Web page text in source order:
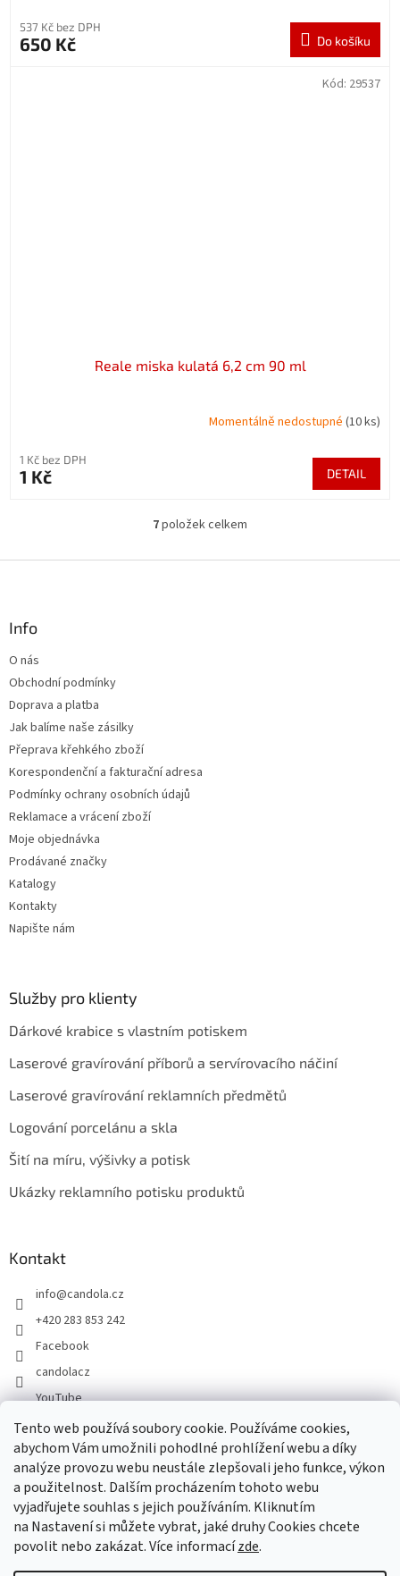
Tento web používá soubory cookie. Používáme cookies,
abychom Vám umožnili pohodlné prohlížení webu a díky
analýze provozu webu neustále zlepšovali jeho funkce, výkon
a použitelnost. Dalším procházením tohoto webu
vyjadřujete souhlas s jejich používáním. Kliknutím
na Nastavení si můžete vybrat, jaké druhy Cookies chcete
povolit nebo zakázat. Více informacízde.
537 Kč bez DPH
650 Kč Do košíku
Reale miska kulatá 6,2 cm 90 ml
Momentálně nedostupné (10 ks)
1 Kč bez DPH
1 Kč DETAIL
Kód: 29537
O
l
ý
7položek celkem
Info
O nás
Obchodní podmínky
Doprava a platba
Jak balíme naše zásilky
Přeprava křehkého zboží
Korespondenční a fakturační adresa
Podmínky ochrany osobních údajů
Reklamace a vrácení zboží
Moje objednávka
Prodávané značky
Katalogy
Kontakty
Napište nám
Služby pro klienty
Dárkové krabice s vlastním potiskem
Laserové gravírování příborů a servírovacího náčiní
Laserové gravírování reklamních předmětů
Logování porcelánu a skla
Šití na míru, výšivky a potisk
Ukázky reklamního potisku produktů
Kontakt
info@candola.cz
+420 283 853 242
Facebook
candolacz
YouTube
Přijímáme online platby